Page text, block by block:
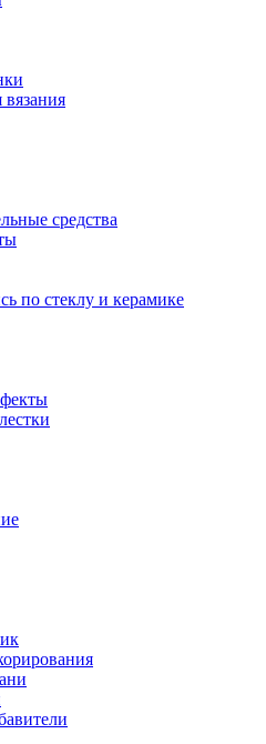
средства
по стеклу и керамике